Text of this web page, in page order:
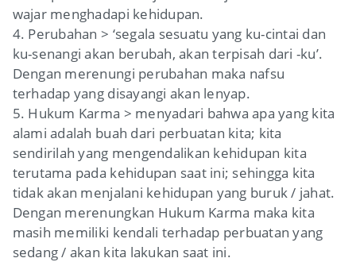
wajar menghadapi kehidupan.
4. Perubahan > ‘segala sesuatu yang ku-cintai dan
ku-senangi akan berubah, akan terpisah dari -ku’.
Dengan merenungi perubahan maka nafsu
terhadap yang disayangi akan lenyap.
5. Hukum Karma > menyadari bahwa apa yang kita
alami adalah buah dari perbuatan kita; kita
sendirilah yang mengendalikan kehidupan kita
terutama pada kehidupan saat ini; sehingga kita
tidak akan menjalani kehidupan yang buruk / jahat.
Dengan merenungkan Hukum Karma maka kita
masih memiliki kendali terhadap perbuatan yang
sedang / akan kita lakukan saat ini.